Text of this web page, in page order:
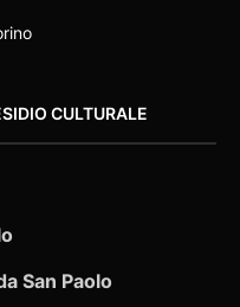
CULTURALE
San Paolo